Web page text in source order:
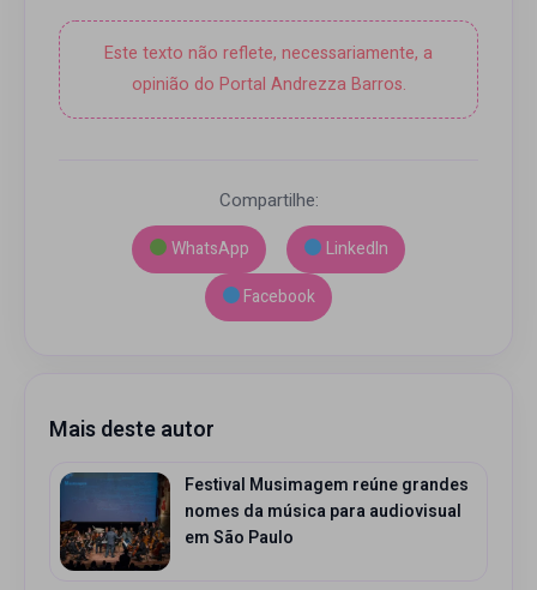
Este texto não reflete, necessariamente, a
opinião do Portal Andrezza Barros.
Compartilhe:
WhatsApp
LinkedIn
Facebook
Mais deste autor
Festival Musimagem reúne grandes
nomes da música para audiovisual
em São Paulo